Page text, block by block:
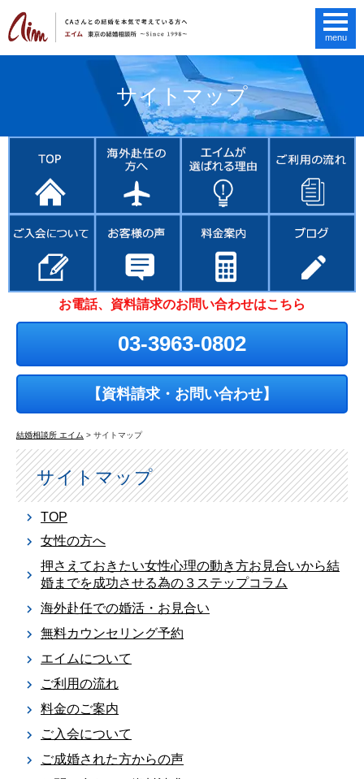
menu
サイトマップ
お電話、資料請求のお問い合わせはこちら
03-3963-0802
【資料請求・お問い合わせ】
結婚相談所 エイム > サイトマップ
サイトマップ
TOP
女性の方へ
押さえておきたい女性心理の動き方お見合いから結
婚までを成功させる為の３ステップコラム
海外赴任での婚活・お見合い
無料カウンセリング予約
エイムについて
ご利用の流れ
料金のご案内
ご入会について
ご成婚された方からの声